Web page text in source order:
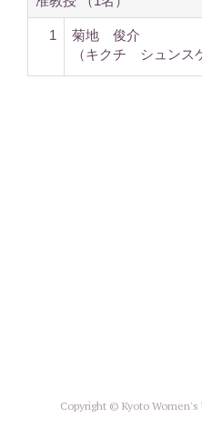
1
菊地 俊介
（キクチ シュンス
Copyright © Kyoto